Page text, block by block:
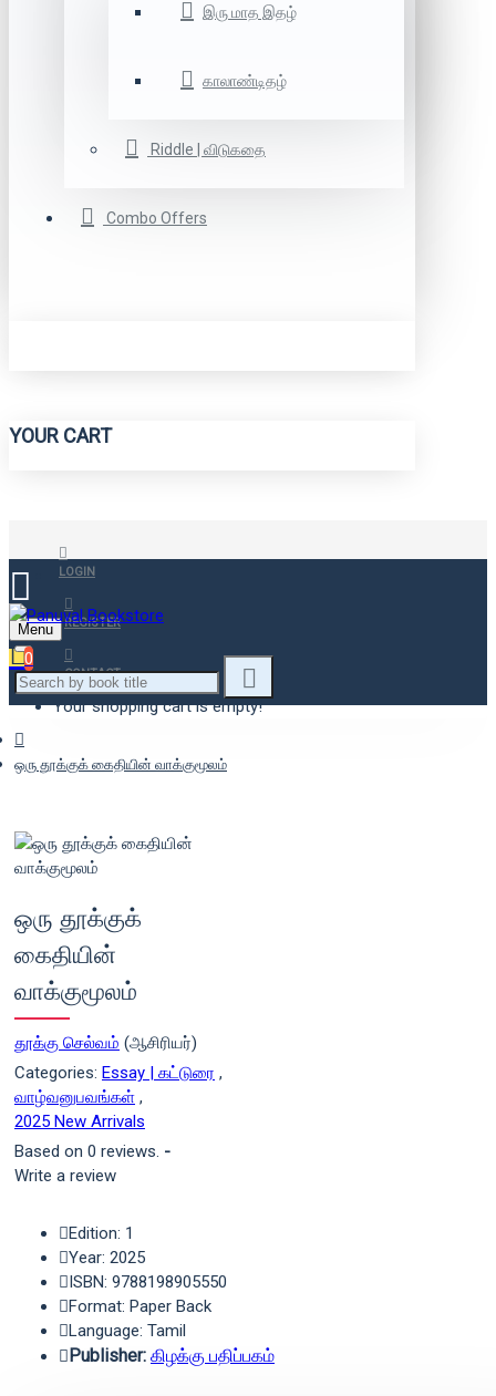
இரு மாத இதழ்
காலாண்டிதழ்
Riddle | விடுகதை
Combo Offers
YOUR CART
LOGIN
REGISTER
CONTACT
Menu
0
Your shopping cart is empty!
ஒரு தூக்குக் கைதியின் வாக்குமூலம்
ஒரு தூக்குக்
கைதியின்
வாக்குமூலம்
தூக்கு செல்வம் (ஆசிரியர்)
Categories: Essay | கட்டுரை ,
வாழ்வனுபவங்கள் ,
2025 New Arrivals
Based on 0 reviews. -
Write a review
Edition: 1
Year: 2025
ISBN: 9788198905550
Format: Paper Back
Language: Tamil
Publisher: கிழக்கு பதிப்பகம்